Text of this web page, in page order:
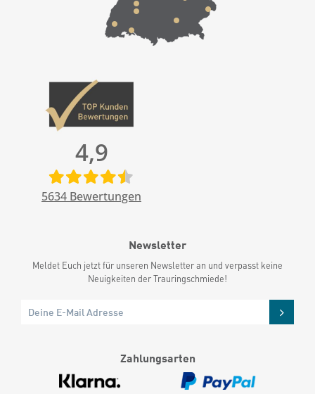
4,9
5634 Bewertungen
Newsletter
Meldet Euch jetzt für unseren Newsletter an und verpasst keine
Neuigkeiten der Trauringschmiede!
Zahlungsarten